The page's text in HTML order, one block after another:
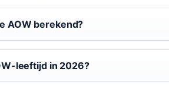
AOW berekend?
leeftijd in 2026?